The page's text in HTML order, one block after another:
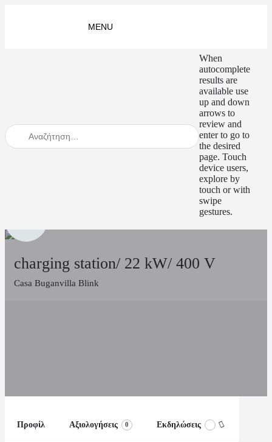
When
autocomplete
results are
available use
up and down
arrows to
review and
enter to go to
the desired
page. Touch
device users,
explore by
touch or with
swipe
gestures.
charging station/ 22 kW/ 400 V
Casa Buganvilla Blink
Προφίλ Αξιολογήσεις 0 Εκδηλώσεις